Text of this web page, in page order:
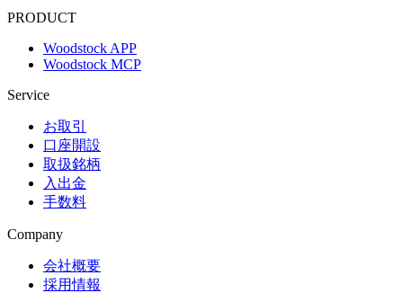
PRODUCT
Woodstock APP
Woodstock MCP
Service
お取引
口座開設
取扱銘柄
入出金
手数料
Company
会社概要
採用情報